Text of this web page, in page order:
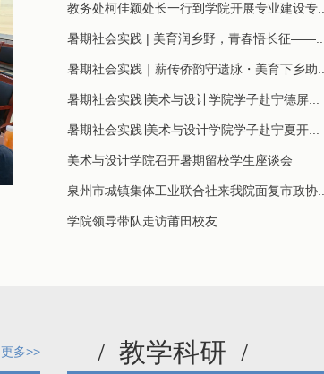
教务处柯佳颖处长一行到学院开展专业建设专...
暑期社会实践 | 美育润乡野，青春悟长征——...
暑期社会实践｜薪传侨韵守遗脉・美育下乡助...
暑期社会实践∣美术与设计学院学子赴宁德屏...
暑期社会实践∣美术与设计学院学子赴宁夏开...
美术与设计学院召开暑期留校学生座谈会
泉州市城镇集体工业联合社来我院面复市政协...
学院领导带队走访莆田校友
更多>> /教学科研 /